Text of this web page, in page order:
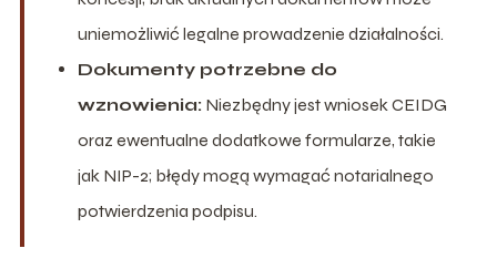
uniemożliwić legalne prowadzenie działalności.
Dokumenty potrzebne do
wznowienia: Niezbędny jest wniosek CEIDG
oraz ewentualne dodatkowe formularze, takie
jak NIP-2; błędy mogą wymagać notarialnego
potwierdzenia podpisu.